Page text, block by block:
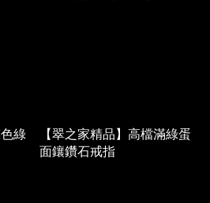
綠
【翠之家精品】高檔滿綠蛋
面鑲鑽石戒指